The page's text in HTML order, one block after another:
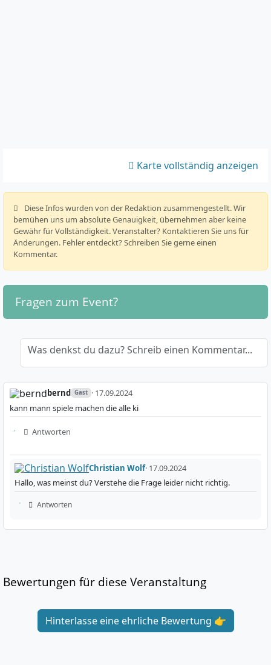
Karte vollständig anzeigen
️ Diese Infos wurden von der Redaktion zusammengestellt. Wir
bemühen uns um absolute Genauigkeit, übernehmen aber keine
Gewähr für Vollständigkeit. Veranstalter? Kontaktieren Sie uns für
Änderungen. Fehler entdeckt? Schreiben Sie gerne einen
Kommentar.
Fragen zum Event?
Was denkst du dazu? Schreib einen Kommentar...
bernd Gast · 17.09.2024
kann mann spiele machen die alle ki
Antworten
Christian Wolf· 17.09.2024
Hallo, was meinst du? Verstehe die Frage leider nicht richtig.
Antworten
Bewertungen für diese Veranstaltung
Hinterlasse eine ehrliche Bewertung 👉